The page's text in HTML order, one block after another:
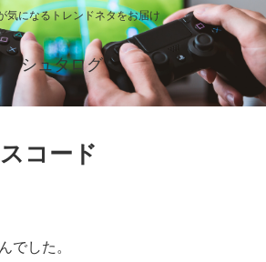
気になるトレンドネタをお届け
シュタログ
コード
でした。